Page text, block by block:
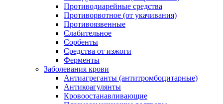
Противодиарейные средства
Противорвотное (от укачивания)
Противоязвенные
Слабительное
Сорбенты
Средства от изжоги
Ферменты
Заболевания крови
Антиагреганты (антитромбоцитарные)
Антикоагулянты
Кровоостанавливающие